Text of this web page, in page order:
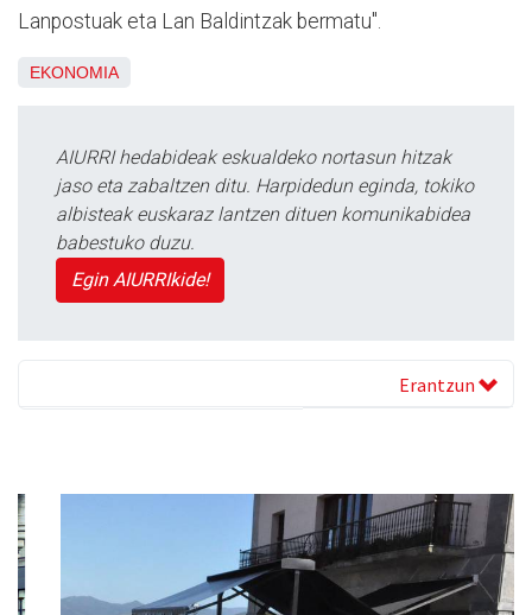
Lanpostuak eta Lan Baldintzak bermatu".
EKONOMIA
AIURRI hedabideak eskualdeko nortasun hitzak
jaso eta zabaltzen ditu. Harpidedun eginda, tokiko
albisteak euskaraz lantzen dituen komunikabidea
babestuko duzu.
Egin AIURRIkide!
Erantzun